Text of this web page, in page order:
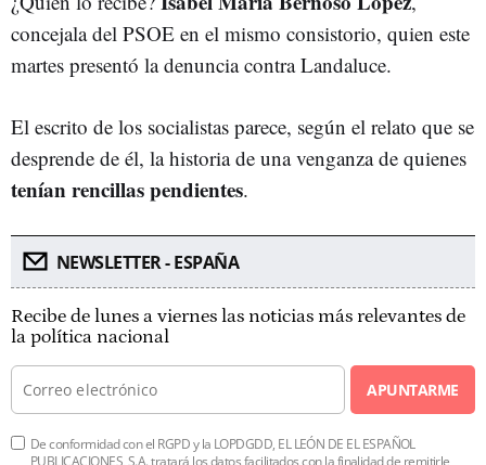
concejala del PSOE en el mismo consistorio, quien este
martes presentó la denuncia contra Landaluce.
El escrito de los socialistas parece, según el relato que se
desprende de él, la historia de una venganza de quienes
tenían rencillas pendientes.
NEWSLETTER - ESPAÑA
Recibe de lunes a viernes las noticias más relevantes de
la política nacional
APUNTARME
De conformidad con el RGPD y la LOPDGDD, EL LEÓN DE EL ESPAÑOL
PUBLICACIONES, S.A. tratará los datos facilitados con la finalidad de remitirle